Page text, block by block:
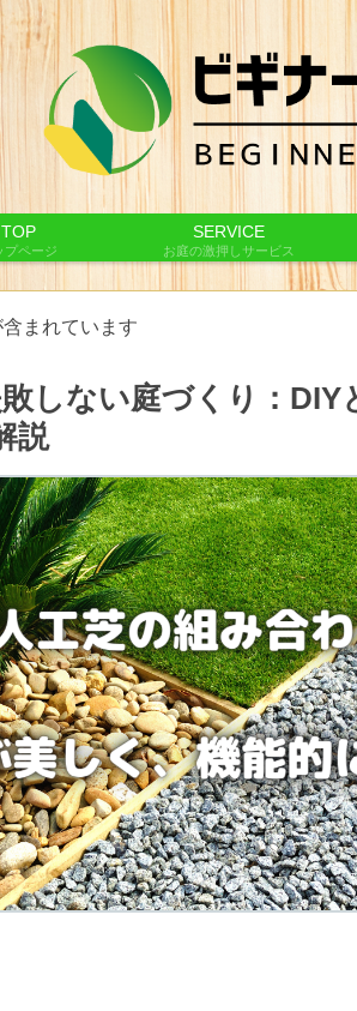
TOP
プページ
SERVICE
お庭の激押しサービス
まれています
敗しない庭づくり：
説